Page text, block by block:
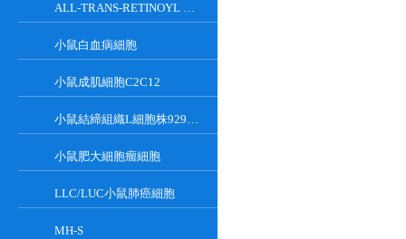
ALL-TRANS-RETINOYL B-GLUCURONIDE
小鼠白血病細胞
小鼠成肌細胞C2C12
小鼠結締組織L細胞株929克隆
小鼠肥大細胞瘤細胞
LLC/LUC小鼠肺癌細胞
MH-S